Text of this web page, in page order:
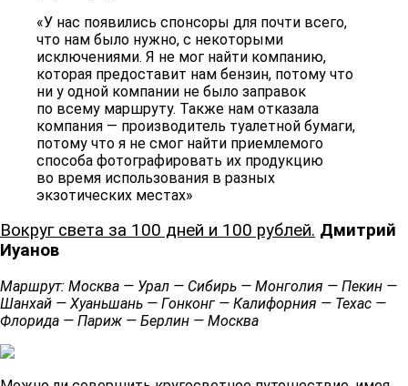
«У нас появились спонсоры для почти всего,
что нам было нужно, с некоторыми
исключениями. Я не мог найти компанию,
которая предоставит нам бензин, потому что
ни у одной компании не было заправок
по всему маршруту. Также нам отказала
компания — производитель туалетной бумаги,
потому что я не смог найти приемлемого
способа фотографировать их продукцию
во время использования в разных
экзотических местах»
Вокруг света за 100 дней и 100 рублей. Дмитрий
Иуанов
Маршрут: Москва — Урал — Сибирь — Монголия — Пекин —
Шанхай — Хуаньшань — Гонконг — Калифорния — Техас —
Флорида — Париж — Берлин — Москва